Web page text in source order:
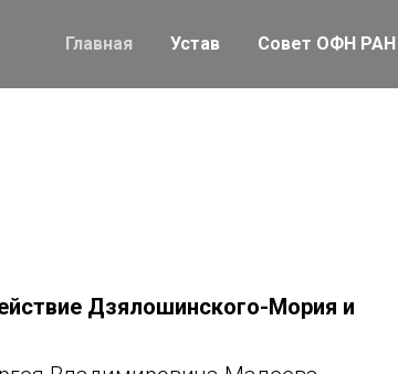
Главная Устав Совет ОФН РАН
Дзялошинского-Мория и